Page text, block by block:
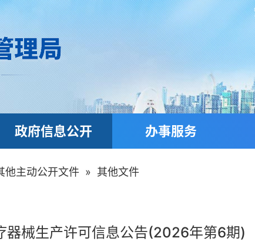
政府信息公开 办事服务
他主动公开文件 » 其他文件
器械生产许可信息公告(2026年第6期)